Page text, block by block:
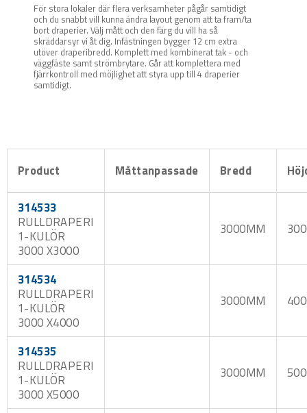
För stora lokaler där flera verksamheter pågår samtidigt
och du snabbt vill kunna ändra layout genom att ta fram/ta
bort draperier. Välj mått och den färg du vill ha så
skräddarsyr vi åt dig. Infästningen bygger 12 cm extra
utöver draperibredd. Komplett med kombinerat tak - och
väggfäste samt strömbrytare. Går att komplettera med
fjärrkontroll med möjlighet att styra upp till 4 draperier
samtidigt.
Product Måttanpassade Bredd
314533
RULLDRAPERI
1-KULÖR
3000 X3000
3000MM
314534
RULLDRAPERI
1-KULÖR
3000 X4000
3000MM
314535
RULLDRAPERI
1-KULÖR
3000 X5000
3000MM